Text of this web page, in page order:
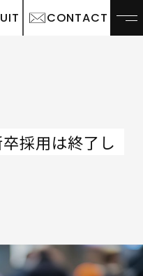
CONTACT
採用は終了し